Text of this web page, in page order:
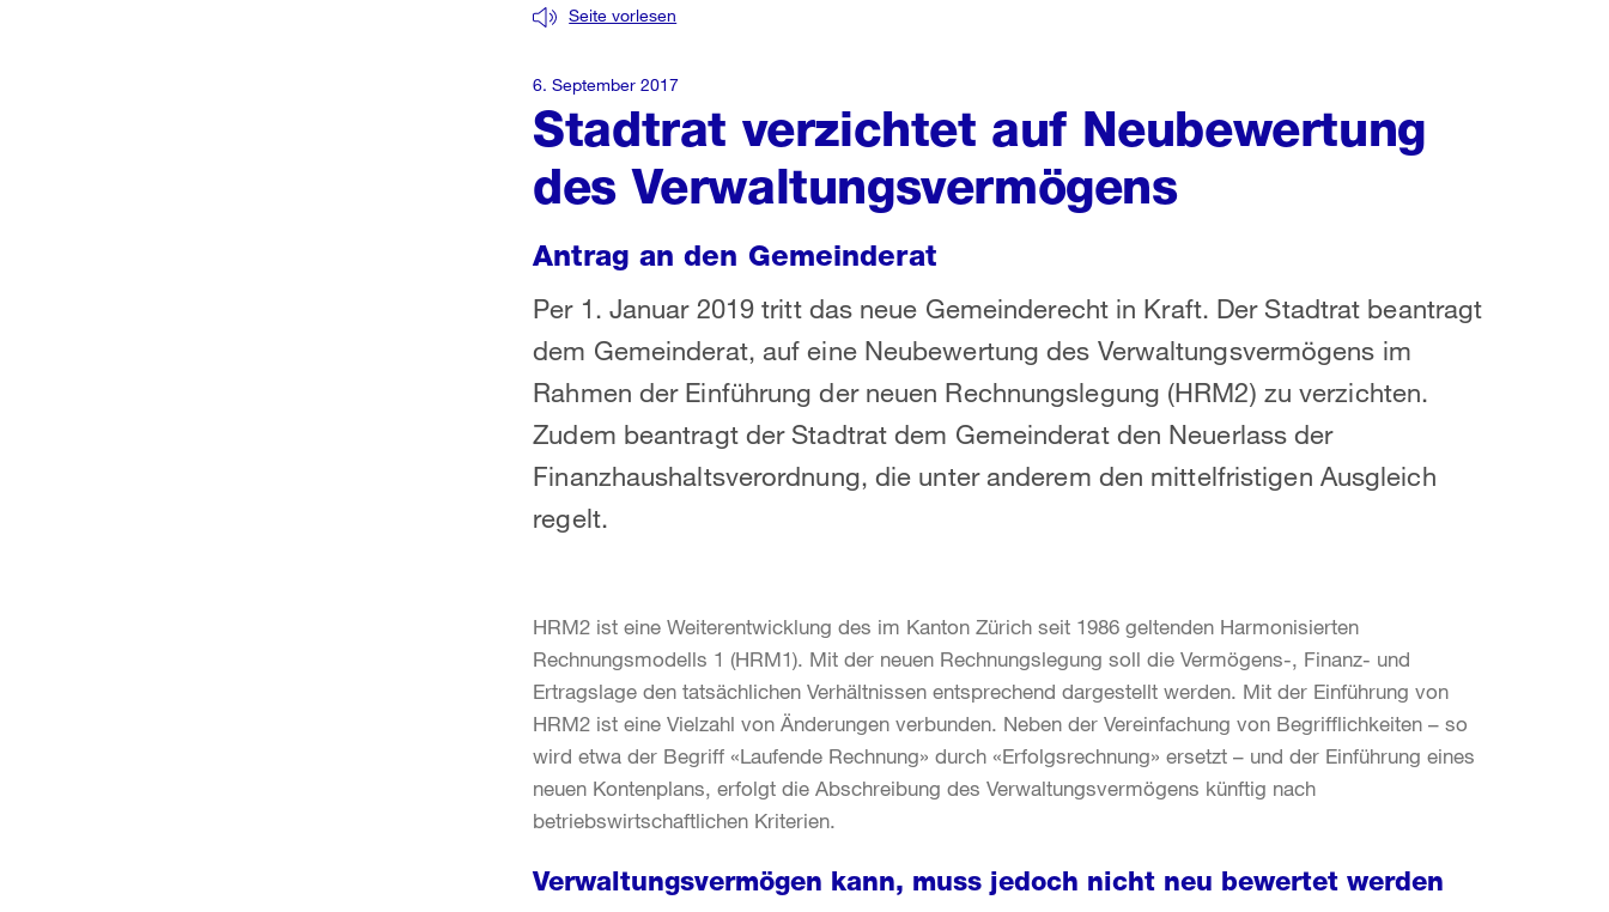
Stadtrat verzichtet auf Neubewertung
des Verwaltungsvermögens
Seite vorlesen
Antrag an den Gemeinderat
Per 1. Januar 2019 tritt das neue Gemeinderecht in Kraft. Der Stadtrat beantragt
dem Gemeinderat, auf eine Neubewertung des Verwaltungsvermögens im
Rahmen der Einführung der neuen Rechnungslegung (HRM2) zu verzichten.
Zudem beantragt der Stadtrat dem Gemeinderat den Neuerlass der
Finanzhaushaltsverordnung, die unter anderem den mittelfristigen Ausgleich
regelt.
6. September 2017
HRM2 ist eine Weiterentwicklung des im Kanton Zürich seit 1986 geltenden Harmonisierten
Rechnungsmodells 1 (HRM1). Mit der neuen Rechnungslegung soll die Vermögens-, Finanz- und
Ertragslage den tatsächlichen Verhältnissen entsprechend dargestellt werden. Mit der Einführung von
HRM2 ist eine Vielzahl von Änderungen verbunden. Neben der Vereinfachung von Begrifflichkeiten – so
wird etwa der Begriff «Laufende Rechnung» durch «Erfolgsrechnung» ersetzt – und der Einführung eines
neuen Kontenplans, erfolgt die Abschreibung des Verwaltungsvermögens künftig nach
betriebswirtschaftlichen Kriterien.
Verwaltungsvermögen kann, muss jedoch nicht neu bewertet werden